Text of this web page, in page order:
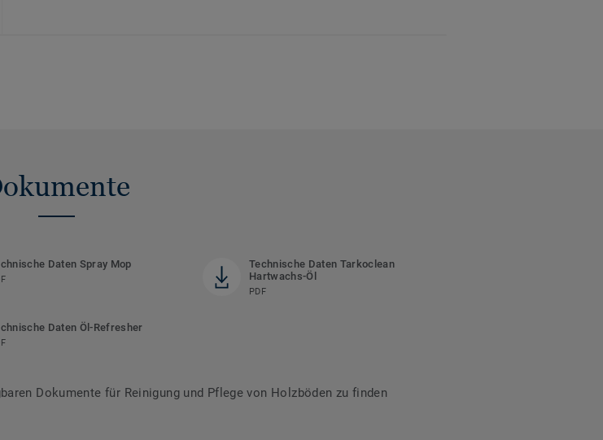
Daten Spray Mop
Technische Daten Tarkoclean
Hartwachs-Öl
PDF
Daten Öl-Refresher
Dokumente für Reinigung und Pflege von Holzböden zu finden